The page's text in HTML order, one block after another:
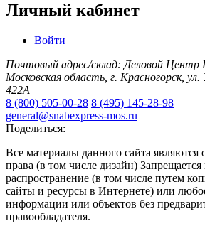
Личный кабинет
Войти
Почтовый адрес/склад: Деловой Центр
Московская область, г. Красногорск,
422А
8 (800) 505-00-28 8 (495) 145-28-98
general@snabexpress-mos.ru
Поделиться:
Все материалы данного сайта являются
права (в том числе дизайн)
распространение (в том числе путем
сайты и ресурсы в Интернете) или
информации или объектов без
правообладателя.